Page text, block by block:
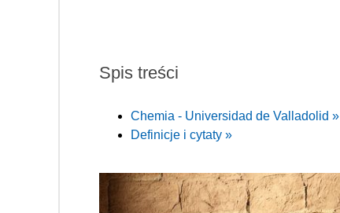
Spis treści
Chemia - Universidad de Valladolid »
Definicje i cytaty »